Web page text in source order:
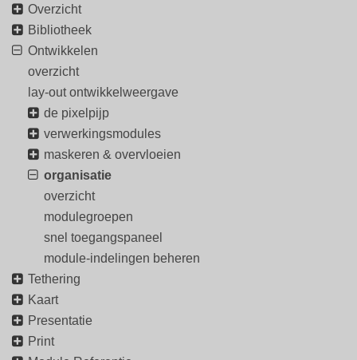
Overzicht
Bibliotheek
Ontwikkelen
overzicht
lay-out ontwikkelweergave
de pixelpijp
verwerkingsmodules
maskeren & overvloeien
organisatie
overzicht
modulegroepen
snel toegangspaneel
module-indelingen beheren
Tethering
Kaart
Presentatie
Print